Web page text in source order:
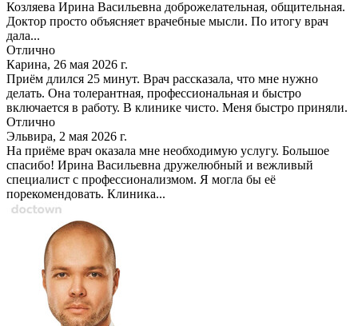
Козляева Ирина Васильевна доброжелательная, общительная.
Доктор просто объясняет врачебные мысли. По итогу врач
дала...
Отлично
Карина, 26 мая 2026 г.
Приём длился 25 минут. Врач рассказала, что мне нужно
делать. Она толерантная, профессиональная и быстро
включается в работу. В клинике чисто. Меня быстро приняли.
Отлично
Эльвира, 2 мая 2026 г.
На приёме врач оказала мне необходимую услугу. Большое
спасибо! Ирина Васильевна дружелюбный и вежливый
специалист с профессионализмом. Я могла бы её
порекомендовать. Клиника...